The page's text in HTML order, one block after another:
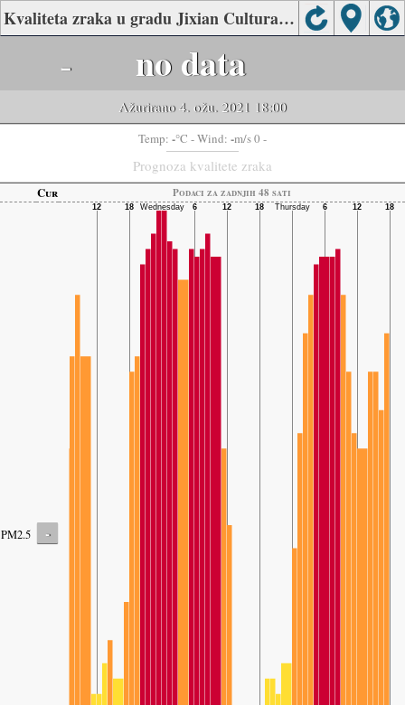
Kvaliteta zraka u gradu Jixian Cultural Square, Ji County, Kaifeng
- no data
Ažurirano 4. ožu. 2021 18:00
Temp: -°C - Wind: -m/s 0 -
Prognoza kvalitete zraka
Cur Podaci za zadnjih 48 sati
PM2.5 -